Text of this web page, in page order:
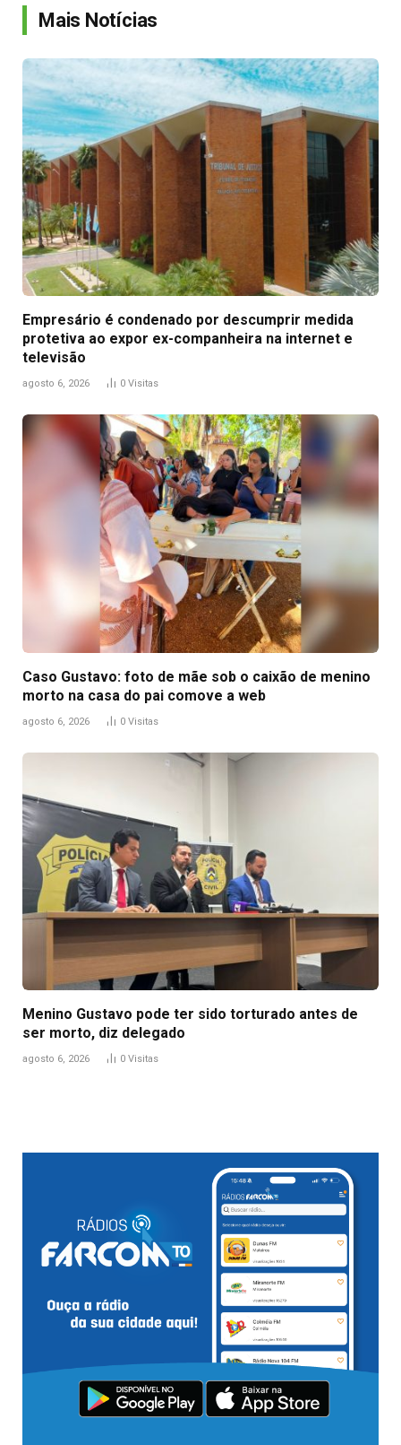
Mais Notícias
Empresário é condenado por descumprir medida
protetiva ao expor ex-companheira na internet e
televisão
agosto 6, 2026 0 Visitas
Caso Gustavo: foto de mãe sob o caixão de menino
morto na casa do pai comove a web
agosto 6, 2026 0 Visitas
Menino Gustavo pode ter sido torturado antes de
ser morto, diz delegado
agosto 6, 2026 0 Visitas